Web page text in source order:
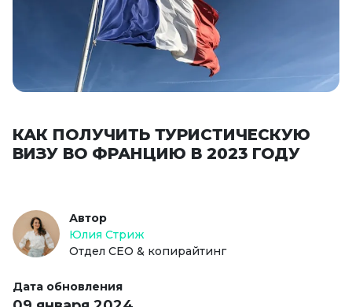
КАК ПОЛУЧИТЬ ТУРИСТИЧЕСКУЮ
ВИЗУ ВО ФРАНЦИЮ В 2023 ГОДУ
Автор
Юлия Стриж
Отдел СЕО & копирайтинг
Дата обновления